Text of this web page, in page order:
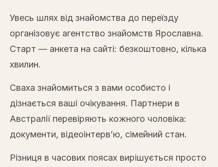
Увесь шлях від знайомства до переїзду
організовує агентство знайомств Ярославна.
Старт — анкета на сайті: безкоштовно, кілька
хвилин.
Сваха знайомиться з вами особисто і
дізнається ваші очікування. Партнери в
Австралії перевіряють кожного чоловіка:
документи, відеоінтерв’ю, сімейний стан.
Різниця в часових поясах вирішується просто